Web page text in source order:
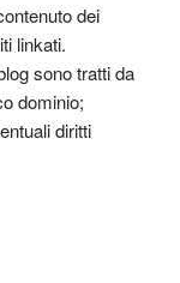
dei
linkati.
sono tratti da
dominio;
diritti